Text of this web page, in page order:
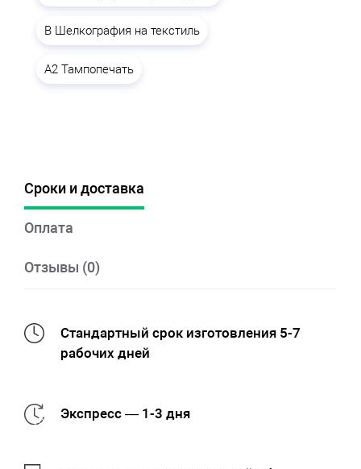
B Шелкография на текстиль
A2 Тампопечать
Сроки и доставка
Оплата
Отзывы (0)
Стандартный срок изготовления 5-7
рабочих дней
Экспресс — 1-3 дня